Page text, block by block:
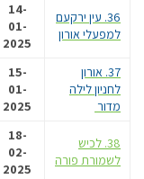
36. עין ירקעם
למפעלי אורון
14-
01-
2025
37. אורון
לחניון לילה
מדור
15-
01-
2025
38. לכיש
לשמורת פורה
18-
02-
2025